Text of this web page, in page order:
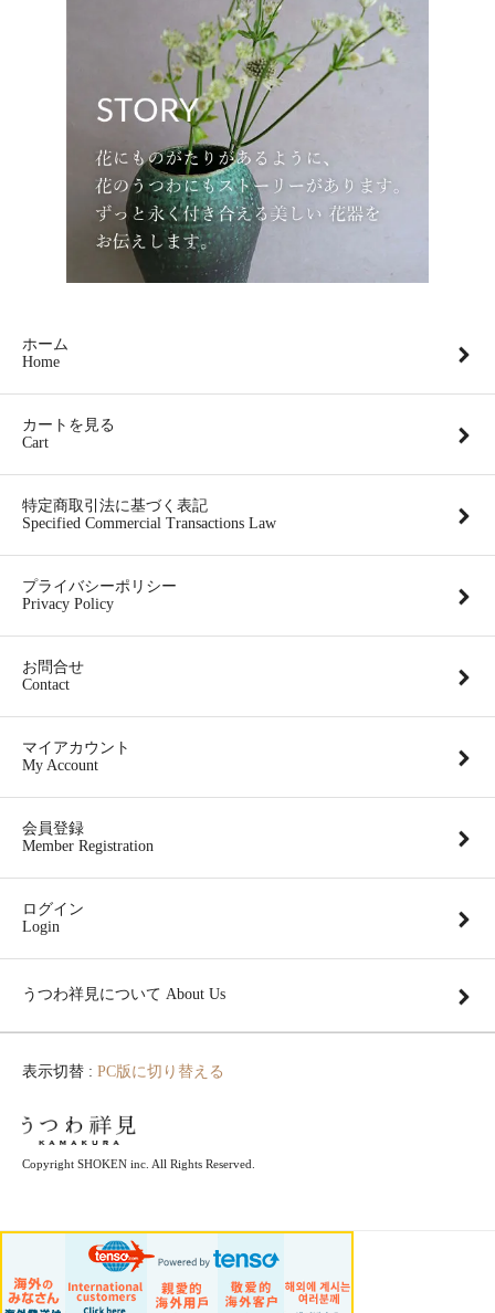
ホーム
Home
カートを見る
Cart
特定商取引法に基づく表記
Specified Commercial Transactions Law
プライバシーポリシー
Privacy Policy
お問合せ
Contact
マイアカウント
My Account
会員登録
Member Registration
ログイン
Login
うつわ祥見について About Us
表示切替 : PC版に切り替える
Copyright SHOKEN inc. All Rights Reserved.